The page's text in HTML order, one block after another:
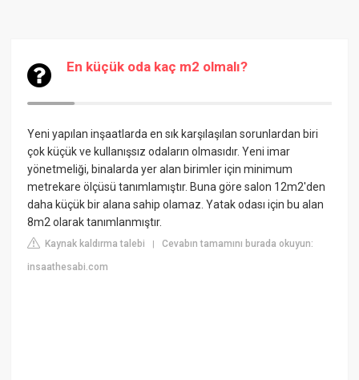
En küçük oda kaç m2 olmalı?
Yeni yapılan inşaatlarda en sık karşılaşılan sorunlardan biri
çok küçük ve kullanışsız odaların olmasıdır. Yeni imar
yönetmeliği, binalarda yer alan birimler için minimum
metrekare ölçüsü tanımlamıştır. Buna göre salon 12m2'den
daha küçük bir alana sahip olamaz. Yatak odası için bu alan
8m2 olarak tanımlanmıştır.
Kaynak kaldırma talebi |Cevabın tamamını burada okuyun:
insaathesabi.com